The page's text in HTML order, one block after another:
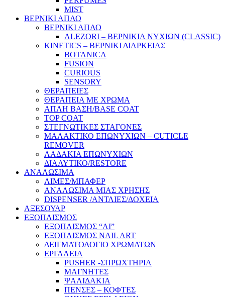
MIST
ΒΕΡΝΙΚΙ ΑΠΛΟ
ΒΕΡΝΙΚΙ ΑΠΛΟ
ALEZORI – ΒΕΡΝΙΚΙΑ ΝΥΧΙΩΝ (CLASSIC)
KINETICS – ΒΕΡΝΙΚΙ ΔΙΑΡΚΕΙΑΣ
BOTANICA
FUSION
CURIOUS
SENSORY
ΘΕΡΑΠΕΙΕΣ
ΘΕΡΑΠΕΙΑ ΜΕ ΧΡΩΜΑ
ΑΠΛΗ ΒΑΣΗ/BASE COAT
TOP COAT
ΣΤΕΓΝΩΤΙΚΕΣ ΣΤΑΓΟΝΕΣ
ΜΑΛΑΚΤΙΚΟ ΕΠΩΝΥΧΙΩΝ – CUTICLE
REMOVER
ΛΑΔΑΚΙΑ ΕΠΩΝΥΧΙΩΝ
ΔΙΑΛΥΤΙΚΟ/RESTORE
ΑΝΑΛΩΣΙΜΑ
ΛΙΜΕΣ/ΜΠΑΦΕΡ
ΑΝΑΛΩΣΙΜΑ ΜΙΑΣ ΧΡΗΣΗΣ
DISPENSER /ΑΝΤΛΙΕΣ/ΔΟΧΕΙΑ
ΑΞΕΣΟΥΑΡ
ΕΞΟΠΛΙΣΜΟΣ
ΕΞΟΠΛΙΣΜΟΣ “AI”
ΕΞΟΠΛΙΣΜΟΣ NAIL ART
ΔΕΙΓΜΑΤΟΛΟΓΙΟ ΧΡΩΜΑΤΩΝ
ΕΡΓΑΛΕΙΑ
PUSHER -ΣΠΡΩΧΤΗΡΙΑ
ΜΑΓΝΗΤΕΣ
ΨΑΛΙΔΑΚΙΑ
ΠΕΝΣΕΣ – ΚΟΦΤΕΣ